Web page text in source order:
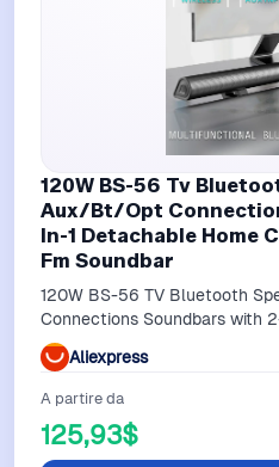
120W BS-56 Tv
Aux/Bt/Opt
In-1 Detachable Home
Fm Soundbar
120W BS-56 TV Bluetooth
Connections Soundbars with
Cinema Sound System FM
Aliexpress
A partire da
125,93$